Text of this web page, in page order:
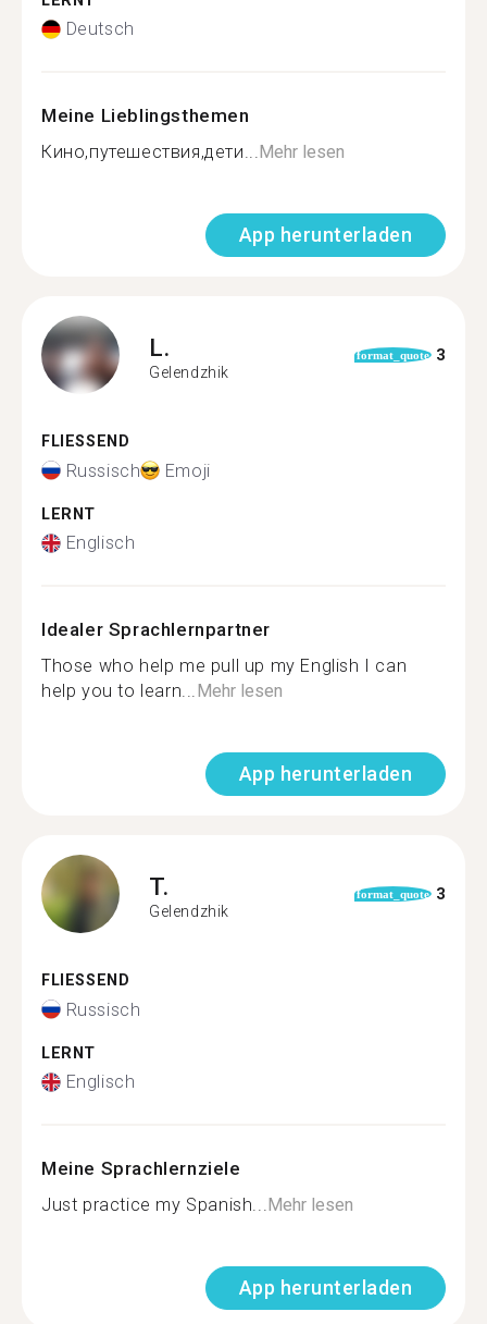
Deutsch
Meine Lieblingsthemen
Кино,путешествия,дети...Mehr lesen
App herunterladen
L.
Gelendzhik
format_quote 3
FLIESSEND
Russisch Emoji
LERNT
Englisch
Idealer Sprachlernpartner
Those who help me pull up my English I can
help you to learn...Mehr lesen
App herunterladen
T.
Gelendzhik
format_quote 3
FLIESSEND
Russisch
LERNT
Englisch
Meine Sprachlernziele
Just practice my Spanish...Mehr lesen
App herunterladen